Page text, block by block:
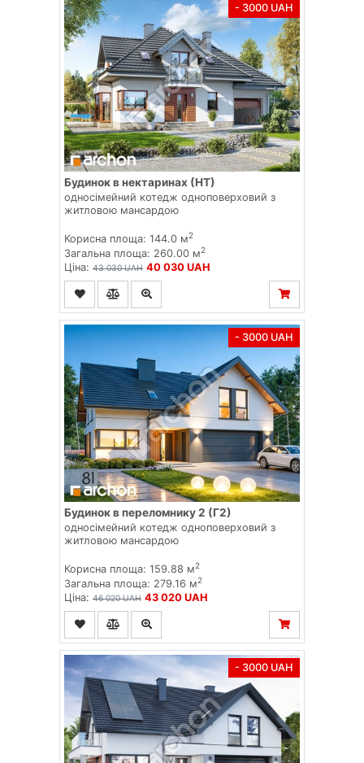
- 3000 UAH
Будинок в нектаринах (НТ)
односімейний котедж одноповерховий з
житловою мансардою
Корисна площа: 144.0 м2
Загальна площа: 260.00 м2
Ціна: 43 030 UAH 40 030 UAH
- 3000 UAH
Будинок в переломнику 2 (Г2)
односімейний котедж одноповерховий з
житловою мансардою
Корисна площа: 159.88 м2
Загальна площа: 279.16 м2
Ціна: 46 020 UAH 43 020 UAH
- 3000 UAH